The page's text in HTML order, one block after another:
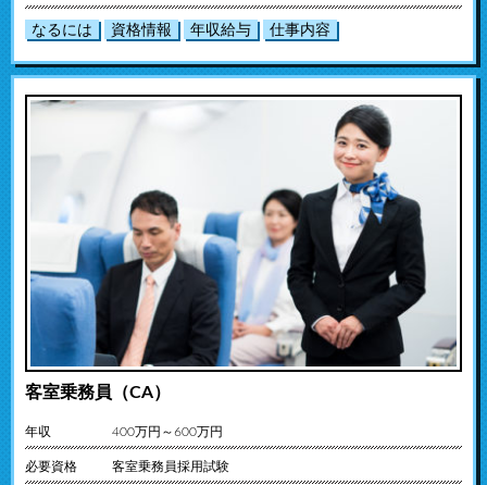
なるには 資格情報 年収給与 仕事内容
客室乗務員（CA）
年収 400万円～600万円
必要資格 客室乗務員採用試験